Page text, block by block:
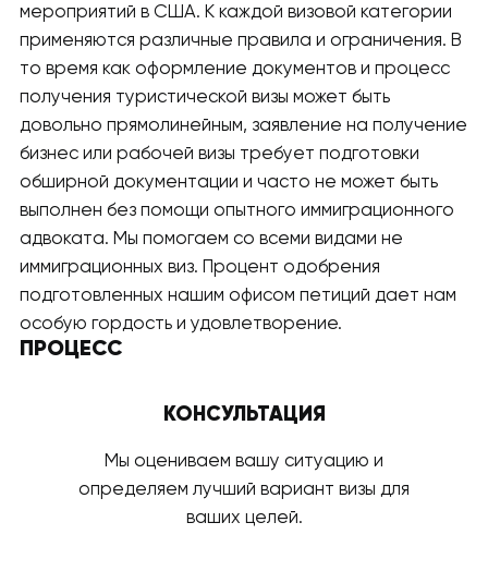
мероприятий в США. К каждой визовой категории
применяются различные правила и ограничения. В
то время как оформление документов и процесс
получения туристической визы может быть
довольно прямолинейным, заявление на получение
бизнес или рабочей визы требует подготовки
обширной документации и часто не может быть
выполнен без помощи опытного иммиграционного
адвоката. Мы помогаем со всеми видами не
иммиграционных виз. Процент одобрения
подготовленных нашим офисом петиций дает нам
особую гордость и удовлетворение.
ПРОЦЕСС
КОНСУЛЬТАЦИЯ
Мы оцениваем вашу ситуацию и
определяем лучший вариант визы для
ваших целей.